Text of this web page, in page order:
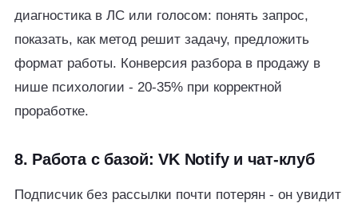
диагностика в ЛС или голосом: понять запрос,
показать, как метод решит задачу, предложить
формат работы. Конверсия разбора в продажу в
нише психологии - 20-35% при корректной
проработке.
8. Работа с базой: VK Notify и чат-клуб
Подписчик без рассылки почти потерян - он увидит